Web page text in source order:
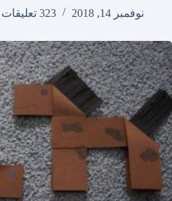
نوفمبر 14, 2018
323 تعليقات